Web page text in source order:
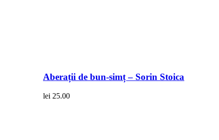
Aberații de bun-simț – Sorin Stoica
lei 25.00